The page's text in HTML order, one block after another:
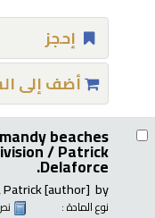
إحجز
أضف إلى
beaches
/Patrick
Delaforce.
by
[author]
نوع المادة :